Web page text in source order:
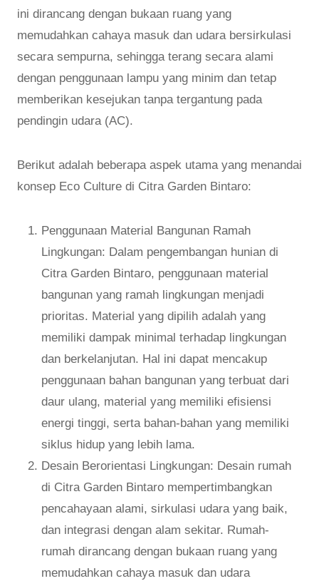
ini dirancang dengan bukaan ruang yang
memudahkan cahaya masuk dan udara bersirkulasi
secara sempurna, sehingga terang secara alami
dengan penggunaan lampu yang minim dan tetap
memberikan kesejukan tanpa tergantung pada
pendingin udara (AC).
Berikut adalah beberapa aspek utama yang menandai
konsep Eco Culture di Citra Garden Bintaro:
Penggunaan Material Bangunan Ramah
Lingkungan: Dalam pengembangan hunian di
Citra Garden Bintaro, penggunaan material
bangunan yang ramah lingkungan menjadi
prioritas. Material yang dipilih adalah yang
memiliki dampak minimal terhadap lingkungan
dan berkelanjutan. Hal ini dapat mencakup
penggunaan bahan bangunan yang terbuat dari
daur ulang, material yang memiliki efisiensi
energi tinggi, serta bahan-bahan yang memiliki
siklus hidup yang lebih lama.
Desain Berorientasi Lingkungan: Desain rumah
di Citra Garden Bintaro mempertimbangkan
pencahayaan alami, sirkulasi udara yang baik,
dan integrasi dengan alam sekitar. Rumah-
rumah dirancang dengan bukaan ruang yang
memudahkan cahaya masuk dan udara